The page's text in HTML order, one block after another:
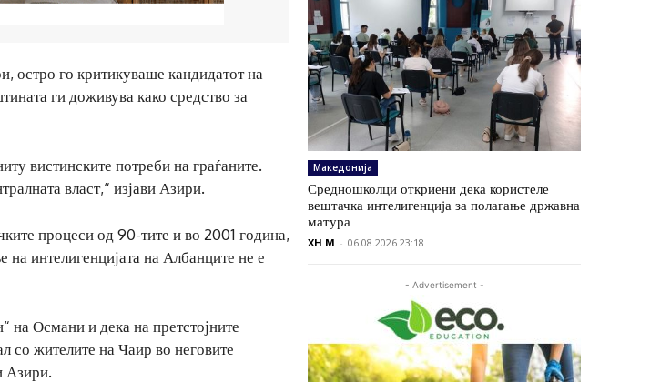
остро го критикуваше кандидатот на
ги доживува како средство за
вистинските потреби на граѓаните.
власт,“ изјави Азири.
процеси од 90-тите и во 2001 година,
интелигенцијата на Албанците не е
на Османи и дека на претстојните
со жителите на Чаир во неговите
Азири.
Македонија
Средношколци откриени дека користеле
вештачка интелигенција за полагање државна
матура
XH M - 06.08.2026 23:18
- Advertisement -